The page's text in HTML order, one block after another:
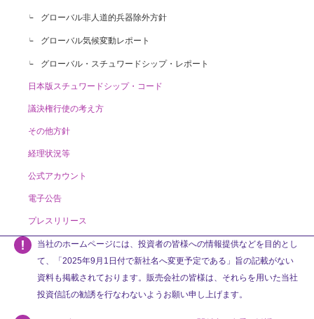
グローバル非人道的兵器除外方針
グローバル気候変動レポート
グローバル・スチュワードシップ・レポート
日本版スチュワードシップ・コード
議決権行使の考え方
その他方針
経理状況等
公式アカウント
電子公告
プレスリリース
当社のホームページには、投資者の皆様への情報提供などを目的とし
て、「2025年9月1日付で新社名へ変更予定である」旨の記載がない
資料も掲載されております。販売会社の皆様は、それらを用いた当社
投資信託の勧誘を行なわないようお願い申し上げます。